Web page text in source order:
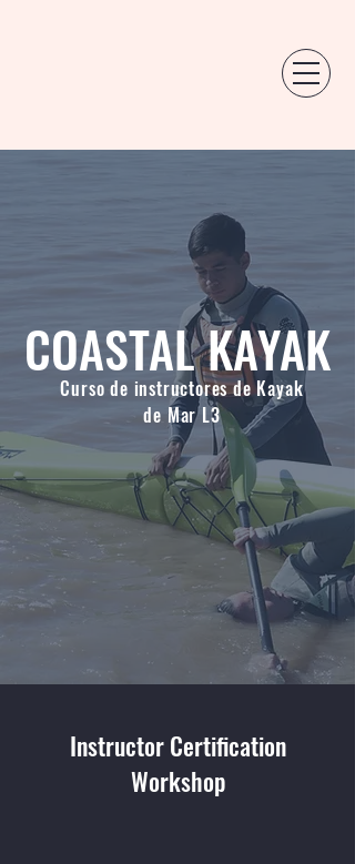
COASTAL KAYAK
Curso de instructores de Kayak
de Mar L3
Instructor Certification
Workshop